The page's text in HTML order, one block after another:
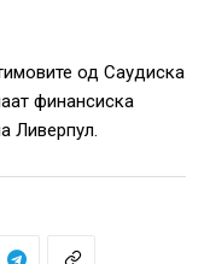
од Саудиска
финансиска
Ливерпул.